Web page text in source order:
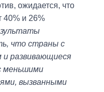
ожидается, что
40% и 26%
что страны с
развивающиеся
меньшими
вызванными